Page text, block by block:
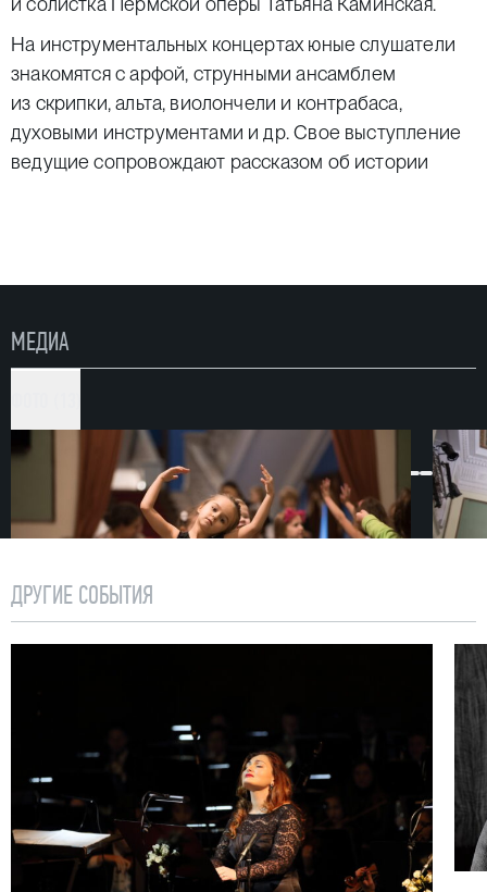
На инструментальных концертах юные слушатели
знакомятся с арфой, струнными ансамблем
из скрипки, альта, виолончели и контрабаса,
духовыми инструментами и др. Свое выступление
ведущие сопровождают рассказом об истории
На вокальных концертах дети узнают о том, какие
Пермской оперы.
одной встречи — 1 час, так что юная публика
не успевает заскучать. Для удобства
и безопасности детей паркет в фойе театра
на время застилается большим ковром.
один-два раза в месяц. Билеты продаются в кассе
Проект «Музыка малышам» берет начало в сезоне
Внимание! Один билет приобретается на родителя
и ребенка до 3 лет. На детей старше 3 лет
приобретаются отдельные билеты.
МЕДИА
ДРУГИЕ СОБЫТИЯ